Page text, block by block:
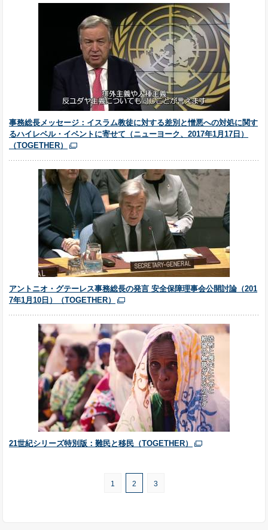
事務総長メッセージ：イスラム教徒に対する差別と憎悪への対処に関す
るハイレベル・イベントに寄せて（ニューヨーク、2017年1月17日）
（TOGETHER）
アントニオ・グテーレス事務総長の発言 安全保障理事会公開討論（201
7年1月10日）（TOGETHER）
21世紀シリーズ特別版：難民と移民（TOGETHER）
1 2 3